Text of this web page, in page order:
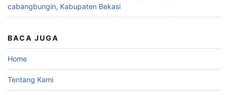
cabangbungin, Kabupaten Bekasi
BACA JUGA
Home
Tentang Kami